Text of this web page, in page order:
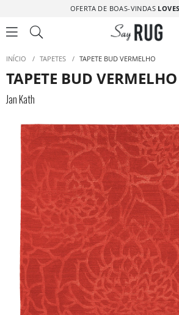
OFERTA DE BOAS-VINDAS
INÍCIO / TAPETES / TAPETE BUD VERMELHO
TAPETE BUD VERMELHO
Jan Kath